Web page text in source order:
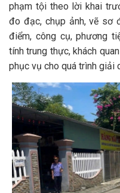
phạm tội theo lời khai
đo đạc, chụp ảnh, vẽ sơ
điểm, công cụ, phương
tính trung thực, khách
phục vụ cho quá trình giải